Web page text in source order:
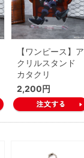
【ワンピース】ア
クリルスタンド
カタクリ
2,200円